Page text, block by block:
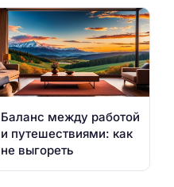
Баланс между работой
и путешествиями: как
не выгореть